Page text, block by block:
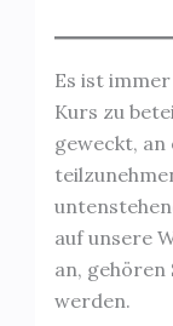
Es ist
Kurs zu
geweckt, an
auf unsere
an,
werden.